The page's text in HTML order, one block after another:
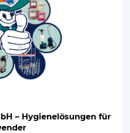
– Hygienelösungen für